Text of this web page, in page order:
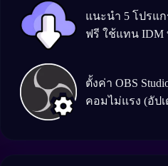
แนะนำ 5 โปรแ
ฟรี ใช้แทน
ตั้งค่า OBS
คอมไม่แรง (อัปเ